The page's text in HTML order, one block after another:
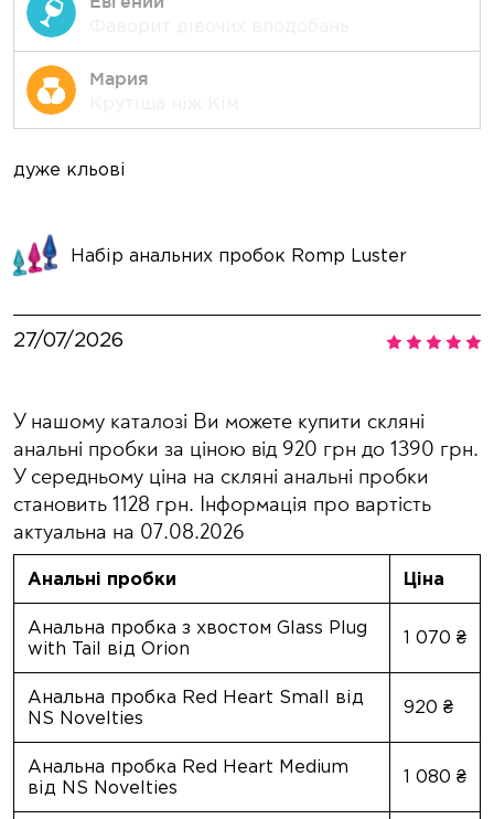
Мария
Фаворит дівочих вподобань
Крутіша ніж Кім
Крутіший Казанови
Олесандр
Крутіший Казанови
Альфа-самець під прикриттям
Олесандр
Крутіший Казанови
KIRA
Крутіша ніж Кім
Вікторія
Фаворит дівочих вподобань
дуже кльові
Набір анальних пробок Romp Luster
27/07/2026
У нашому каталозі Ви можете купити скляні
анальні пробки за ціною від 920 грн до 1390 грн.
У середньому ціна на скляні анальні пробки
становить 1128 грн. Інформація про вартість
актуальна на 07.08.2026
Анальні пробки Ціна
Анальна пробка з хвостом Glass Plug
with Tail від Orion
1 070 ₴
Анальна пробка Red Heart Small від
NS Novelties
920 ₴
Анальна пробка Red Heart Medium
від NS Novelties
1 080 ₴